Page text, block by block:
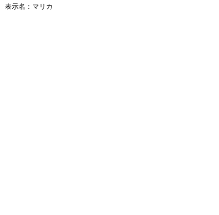
表示名：マリカ